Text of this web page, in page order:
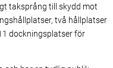
taksprång till skydd mot
två hållplatser
dockningsplatser för